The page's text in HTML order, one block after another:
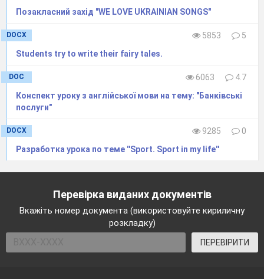
Позакласний захід "WE LOVE UKRAINIAN SONGS"
DOCX 5853
5
Students try to write their fairy tales.
DOC 6063
4.7
Конспект уроку з англійської мови на тему: "Банківські
послуги"
DOCX 9285
0
Разработка урока по теме ''Sport. Sport in my life''
Перевірка виданих документів
Вкажіть номер документа (використовуйте кириличну
розкладку)
ПЕРЕВІРИТИ